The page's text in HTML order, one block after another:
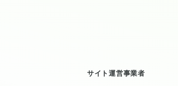
サイト運営事業者